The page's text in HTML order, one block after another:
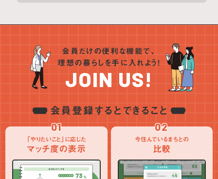
会員だけの便利な機能で、
理想の暮らしを手に入れよう！
JOIN US!
会員登録するとできること
01
「やりたいこと」に応じた
マッチ度の表示
02
今住んでいるまちとの
比較